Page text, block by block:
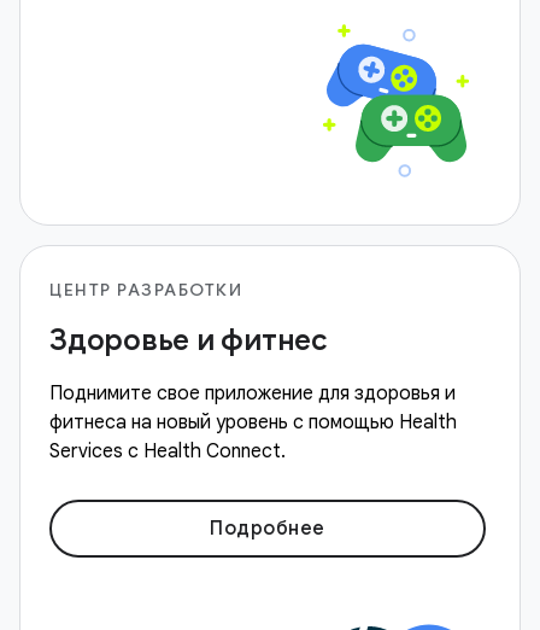
ЦЕНТР РАЗРАБОТКИ
Здоровье и фитнес
Поднимите свое приложение для здоровья и
фитнеса на новый уровень с помощью Health
Services с Health Connect.
Подробнее